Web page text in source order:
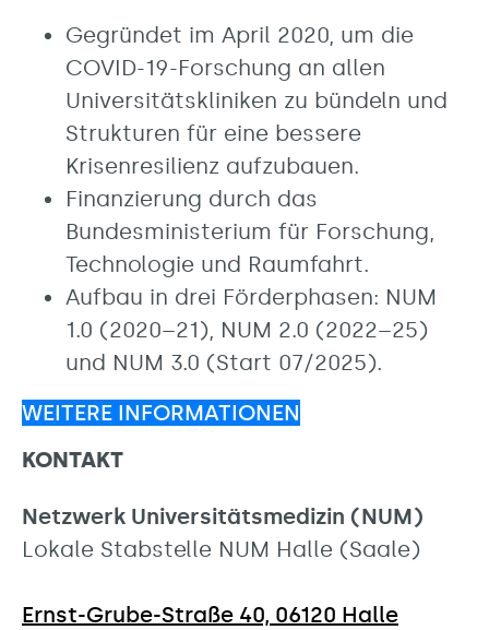
Gegründet im April 2020, um die
COVID-19-Forschung an allen
Universitätskliniken zu bündeln und
Strukturen für eine bessere
Krisenresilienz aufzubauen.
Finanzierung durch das
Bundesministerium für Forschung,
Technologie und Raumfahrt.
Aufbau in drei Förderphasen: NUM
1.0 (2020–21), NUM 2.0 (2022–25)
und NUM 3.0 (Start 07/2025).
WEITERE INFORMATIONEN
KONTAKT
Netzwerk Universitätsmedizin (NUM)
Lokale Stabstelle NUM Halle (Saale)
Ernst-Grube-Straße 40, 06120 Halle